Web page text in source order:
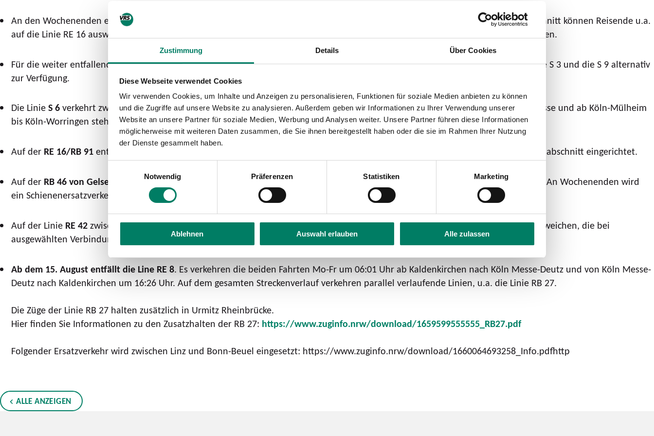
Zustimmung Details Über Cookies
Diese Webseite verwendet Cookies
Wir verwenden Cookies, um Inhalte und Anzeigen zu personalisieren, Funktionen für soziale Medien anbieten zu können
und die Zugriffe auf unsere Website zu analysieren. Außerdem geben wir Informationen zu Ihrer Verwendung unserer
Website an unsere Partner für soziale Medien, Werbung und Analysen weiter. Unsere Partner führen diese Informationen
möglicherweise mit weiteren Daten zusammen, die Sie ihnen bereitgestellt haben oder die sie im Rahmen Ihrer Nutzung
der Dienste gesammelt haben.
Notwendig
Präferenzen Statistiken Marketing
Ablehnen Auswahl erlauben Alle zulassen
An den Wochenenden entfallen die Züge der Linie
zwischen Essen über Witten nach Hagen ab 30. Juli. Auf dem Streckenabschnitt können Reisende u.a.
auf die Linie RE 16 ausweichen. Zwischen Essen und Bochum sowie Witten und Hagen verkehren zahlreiche weitere Nahverkehrslinien.
Für die weiter entfallende LinieRE 49von Wesel über Oberhausen nach Wuppertal stehen weiter die Linien RE 5 und RE 19 bzw. die S 3 und die S 9 alternativ
zur Verfügung.
Die LinieS 6verkehrt zwischen Düsseldorf HBF und Langenfeld regulär, von Langenfeld bis Köln-Mülheim verkehren weiter Ersatzbusse und ab Köln-Mülheim
bis Köln-Worringen steht die Linie S 11 zur Verfügung.Im Raum Köln fällt die Linie S 6 bis zum 18.09.2022 aus.
Auf der RE 16/RB 91entfällt weiter der Zubringer zwischen Letmathe und Iserlohn. DB Regio hat einen Busverkehr auf dem Streckenabschnitt eingerichtet.
Auf der RB 46 von Gelsenkirchen über Wanne-Eickel nach Bochumfährt DB Regio NRW montags bis freitags weiter im Stundentakt. An Wochenenden wird
ein Schienenersatzverkehr angeboten.
Auf der Linie RE 42zwischen Münster und Essen entfällt der Zwischentakt. Fahrgäste können auf die parallel verlaufenden RE 2 ausweichen, die bei
ausgewählten Verbindungen morgens und abends auch Unterwegshalte der RE 42 zwischen Münster und Essen anfährt.
Ab dem 15. August entfällt die Line RE 8. Es verkehren die beiden Fahrten Mo-Fr um 06:01 Uhr ab Kaldenkirchen nach Köln Messe-Deutz und von Köln Messe-
Deutz nach Kaldenkirchen um 16:26 Uhr. Auf dem gesamten Streckenverlauf verkehren parallel verlaufende Linien, u.a. die Linie RB 27.
Die Züge der Linie RB 27 halten zusätzlich in Urmitz Rheinbrücke.
Hier finden Sie Informationen zu den Zusatzhalten der RB 27: https://www.zuginfo.nrw/download/1659599555555_RB27.pdf
Folgender Ersatzverkehr wird zwischen Linz und Bonn-Beuel eingesetzt: https://www.zuginfo.nrw/download/1660064693258_Info.pdfhttp
ALLE ANZEIGEN